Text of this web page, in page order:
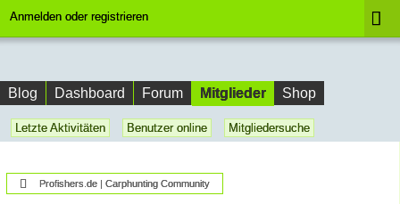
Anmelden oder registrieren
Blog Dashboard Forum Mitglieder Shop
Letzte Aktivitäten Benutzer online Mitgliedersuche
Profishers.de | Carphunting Community